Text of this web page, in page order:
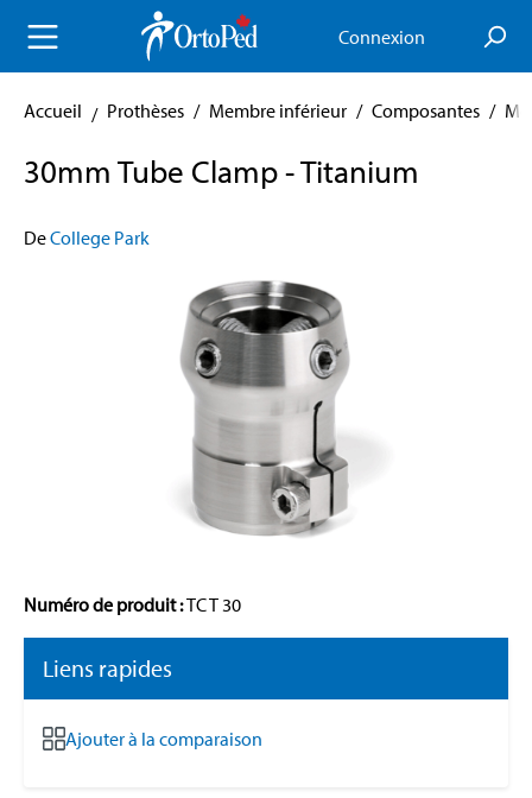
principal Connexion
Accueil Prothèses / Membre inférieur / Composantes /
30mm Tube Clamp - Titanium
DeCollege Park
Numéro de produit :TC T 30
Liens rapides
Ajouter à la comparaison